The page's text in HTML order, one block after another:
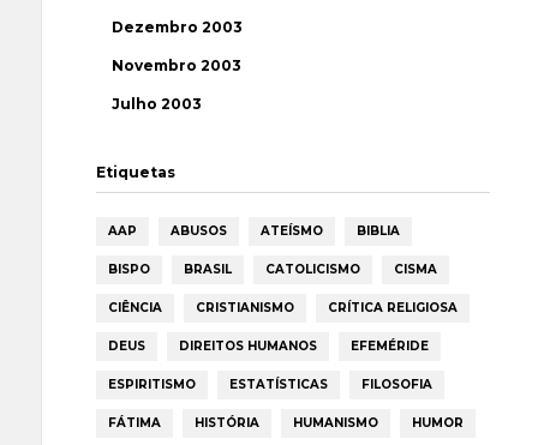
Dezembro 2003
Novembro 2003
Julho 2003
Etiquetas
AAP ABUSOS ATEÍSMO BIBLIA
BISPO BRASIL CATOLICISMO CISMA
CIÊNCIA CRISTIANISMO CRÍTICA RELIGIOSA
DEUS DIREITOS HUMANOS EFEMÉRIDE
ESPIRITISMO ESTATÍSTICAS FILOSOFIA
FÁTIMA HISTÓRIA HUMANISMO HUMOR